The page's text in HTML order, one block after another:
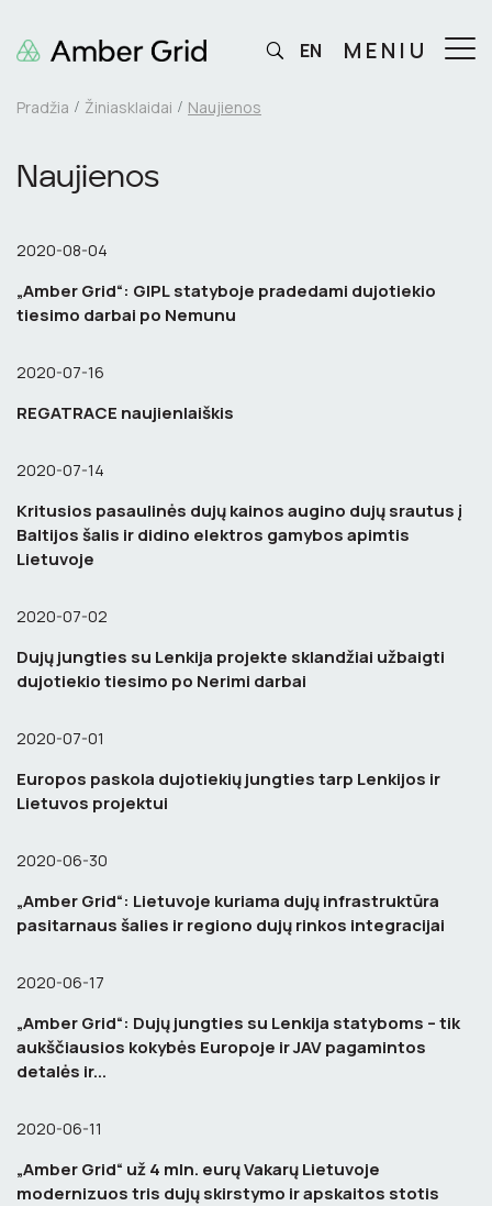
Pradžia Žiniasklaidai Naujienos
Naujienos
2020-08-04
„Amber Grid“: GIPL statyboje pradedami dujotiekio
tiesimo darbai po Nemunu
2020-07-16
REGATRACE naujienlaiškis
2020-07-14
Kritusios pasaulinės dujų kainos augino dujų srautus į
Baltijos šalis ir didino elektros gamybos apimtis
Lietuvoje
2020-07-02
Dujų jungties su Lenkija projekte sklandžiai užbaigti
dujotiekio tiesimo po Nerimi darbai
2020-07-01
Europos paskola dujotiekių jungties tarp Lenkijos ir
Lietuvos projektui
2020-06-30
„Amber Grid“: Lietuvoje kuriama dujų infrastruktūra
pasitarnaus šalies ir regiono dujų rinkos integracijai
2020-06-17
„Amber Grid“: Dujų jungties su Lenkija statyboms – tik
aukščiausios kokybės Europoje ir JAV pagamintos
detalės ir...
2020-06-11
„Amber Grid“ už 4 mln. eurų Vakarų Lietuvoje
modernizuos tris dujų skirstymo ir apskaitos stotis
EN MENIU